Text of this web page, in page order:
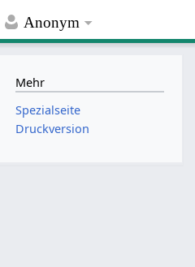
Anonym
Mehr
Spezialseite
Druckversion